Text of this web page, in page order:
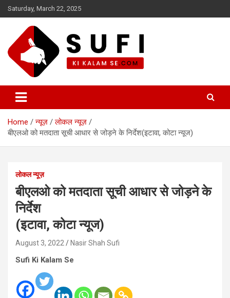
Skip
to
Saturday, March 22, 2025
सूफी की कलम से
Home न्यूज़
लोकल न्यूज़
बीएलओ को मतदाता सूची आधार से जोड़ने के निर्देश(इटावा, कोटा न्यूज)
लोकल न्यूज़
बीएलओ को मतदाता सूची आधार से जोड़ने के
निर्देश
(इटावा, कोटा न्यूज)
August 3, 2022 Nasir Shah Sufi
Sufi Ki Kalam Se